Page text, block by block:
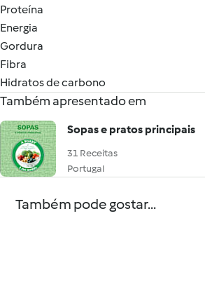
Proteína
Energia
Gordura
Fibra
Hidratos de carbono
Também apresentado em
Sopas e pratos principais
31 Receitas
Portugal
Também pode gostar...